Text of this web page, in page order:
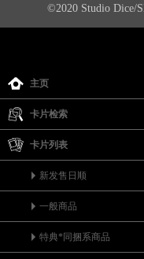
©2020 Studio Dice/
主页
卡片检索
卡片列表
新发售日顺
一般商品
特典*同捆系商品